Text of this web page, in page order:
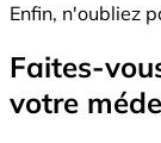
Enfin, n'oubliez
Faites-
votre